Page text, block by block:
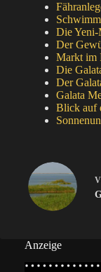
Die Yeni-
Der
Markt im
Die
Der
Galata
Blick auf
Anzeige